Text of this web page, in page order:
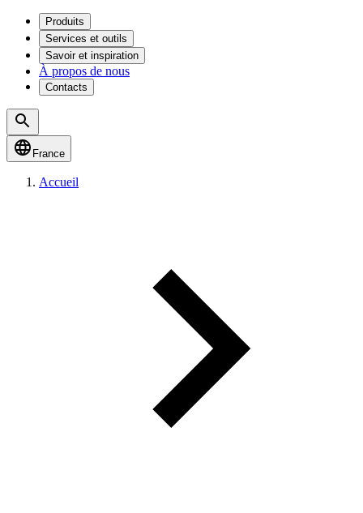
Produits
Services et outils
Savoir et inspiration
À propos de nous
Contacts
France
Accueil